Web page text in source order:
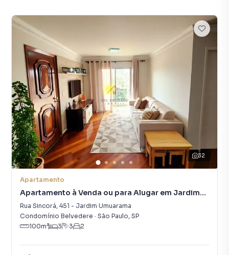
32
Apartamento
Apartamento à Venda ou para Alugar em Jardim
Umuarama
Rua Sincorá, 451 - Jardim Umuarama
Condomínio Belvedere · São Paulo, SP
100m² 3 3 2